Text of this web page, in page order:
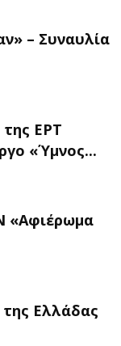
– Συναυλία
ΕΡΤ
«Ύμνος...
Ελλάδας